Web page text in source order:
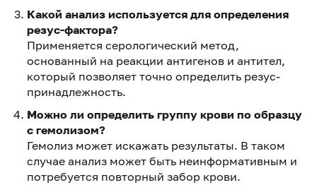
Какой анализ используется для определения
резус-фактора?
Применяется серологический метод,
основанный на реакции антигенов и антител,
который позволяет точно определить резус-
принадлежность.
Можно ли определить группу крови по образцу
с гемолизом?
Гемолиз может искажать результаты. В таком
случае анализ может быть неинформативным и
потребуется повторный забор крови.